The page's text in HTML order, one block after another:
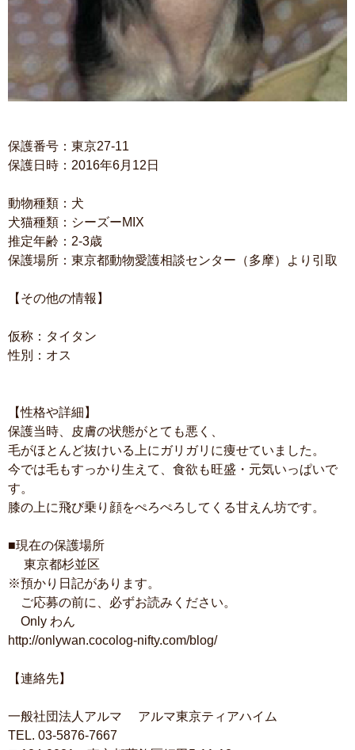
保護番号：東京27-11
保護日時：2016年6月12日
動物種類：犬
犬猫種類：シーズーMIX
推定年齢：2-3歳
保護場所：東京都動物愛護相談センター（多摩）より引取
【その他の情報】
仮称：タイタン
性別：オス
【性格や詳細】
保護当時、皮膚の状態がとても悪く、
毛がほとんど抜けいる上にガリガリに痩せていました。
今では毛もすっかり生えて、食欲も旺盛・元気いっぱいで
す。
膝の上に飛び乗り顔をぺろぺろしてくる甘えん坊です。
■現在の保護場所
東京都杉並区
※預かり日記があります。
ご応募の前に、必ずお読みください。
Only わん
http://onlywan.cocolog-nifty.com/blog/
【連絡先】
一般社団法人アルマ アルマ東京ティアハイム
TEL. 03-5876-7667